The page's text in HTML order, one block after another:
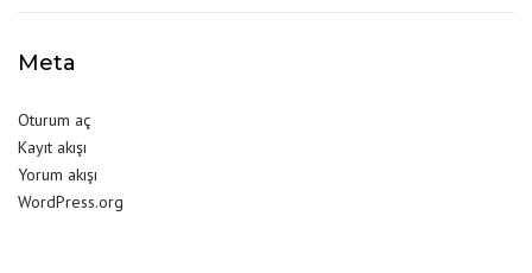
Meta
Oturum aç
Kayıt akışı
Yorum akışı
WordPress.org